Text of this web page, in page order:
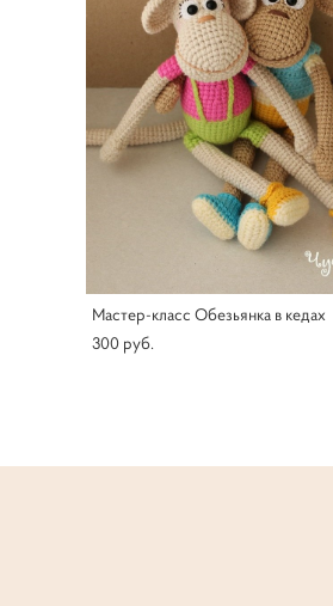
Мастер-класс Обезьянка в кедах
300 pуб.